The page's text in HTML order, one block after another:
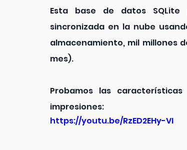
Esta base de datos
sincronizada en la nube
almacenamiento, mil millones
mes).
Probamos las
impresiones:
https://youtu.be/RzED2EHy-VI